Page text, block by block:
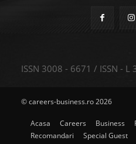
ISSN 3008 - 6671 / ISSN - L
© careers-business.ro 2026
Acasa Careers Business
Recomandari
Special Guest